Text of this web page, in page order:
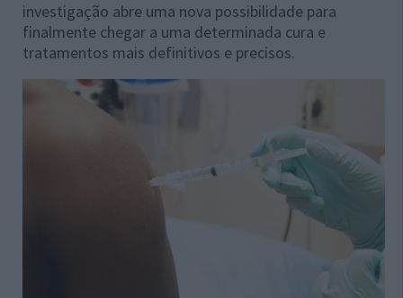
investigação abre uma nova possibilidade para
finalmente chegar a uma determinada cura e
tratamentos mais definitivos e precisos.